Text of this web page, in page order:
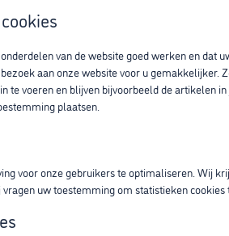
van de website goed werken en dat
aan onze website voor u gemakkelijker.
te voeren en blijven bijvoorbeeld de artikelen
plaatsen.
voor onze gebruikers te optimaliseren. Wij
uw toestemming om statistieken cookies